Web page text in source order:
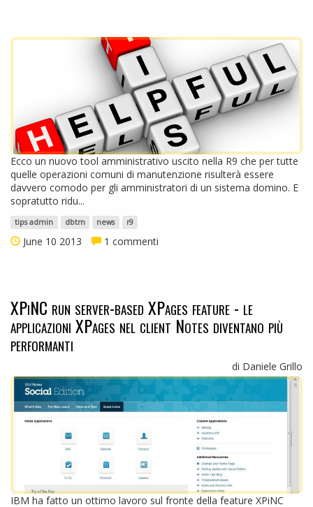
Ecco un nuovo tool amministrativo uscito nella R9 che per tutte
quelle operazioni comuni di manutenzione risulterà essere
davvero comodo per gli amministratori di un sistema domino. E
sopratutto ridu...
tips admin dbtm news r9
June 10 2013 1 commenti
XPiNC run server-based XPages feature - le
applicazioni XPages nel client Notes diventano più
performanti
di Daniele Grillo
IBM ha fatto un ottimo lavoro sul fronte della feature XPiNC